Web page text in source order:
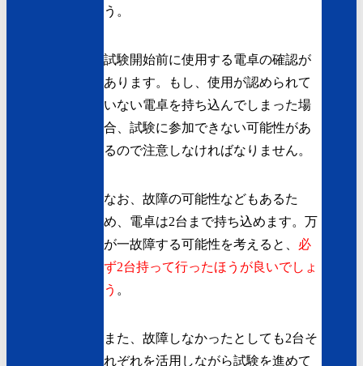
う。
試験開始前に使用する電卓の確認が
あります。もし、使用が認められて
いない電卓を持ち込んでしまった場
合、試験に参加できない可能性があ
るので注意しなければなりません。
なお、故障の可能性などもあるた
め、電卓は2台まで持ち込めます。万
が一故障する可能性を考えると、 必
ず2台持って行ったほうが良いでしょ
う 。
また、故障しなかったとしても2台そ
れぞれを活用しながら試験を進めて